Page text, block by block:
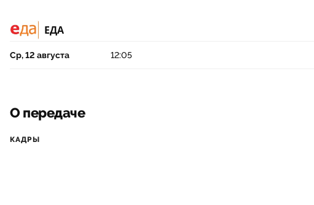
ЕДА
Ср, 12 августа 12:05
О передаче
КАДРЫ